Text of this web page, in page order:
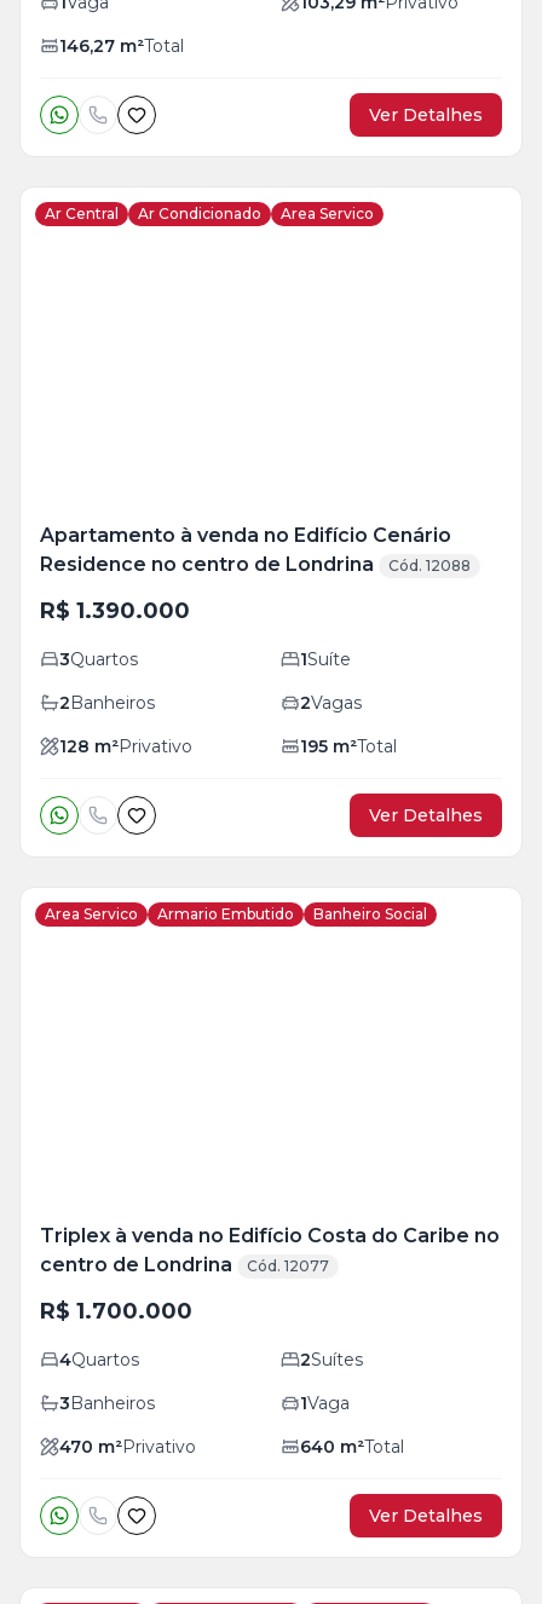
146,27 m²Total
Ver Detalhes
Ar Central Ar Condicionado Area Servico
Apartamento à venda no Edifício Cenário
Residence no centro de Londrina
Cód. 12088
R$ 1.390.000
3Quartos 1Suíte
2Banheiros 2Vagas
128 m²Privativo 195 m²Total
Ver Detalhes
Area Servico Armario Embutido Banheiro Social
Triplex à venda no Edifício Costa do Caribe no
centro de Londrina
Cód. 12077
R$ 1.700.000
4Quartos 2Suítes
3Banheiros 1Vaga
470 m²Privativo 640 m²Total
Ver Detalhes